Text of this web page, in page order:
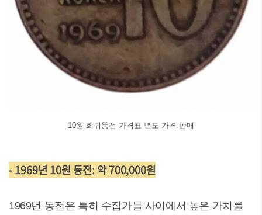
10원 희귀동전 가격표 년도 가격 판매
- 1969년 10원 동전: 약 700,000원
1969년 동전은 특히 수집가들 사이에서 높은 가치를